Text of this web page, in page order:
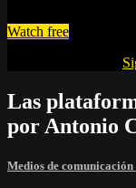
Watch free
Las
por Antonio
Medios de comunicación